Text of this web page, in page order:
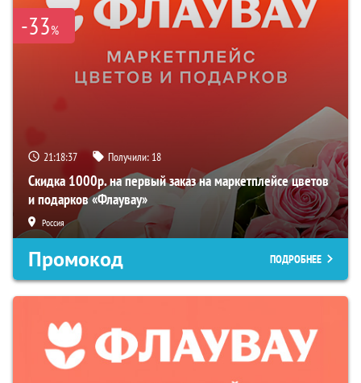
-33%
21:18:36 Получили: 18
Скидка 1000р. на первый заказ на маркетплейсе цветов
и подарков «Флаувау»
Россия
Промокод ПОДРОБНЕЕ